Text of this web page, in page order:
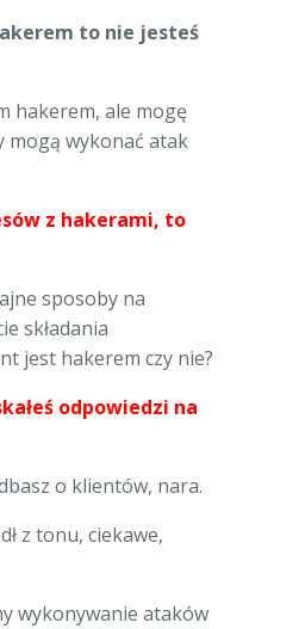
to nie jesteś
hakerem, ale mogę
mogą wykonać atak
z hakerami, to
sposoby na
składania
jest hakerem czy nie?
odpowiedzi na
o klientów, nara.
z tonu, ciekawe,
wykonywanie ataków